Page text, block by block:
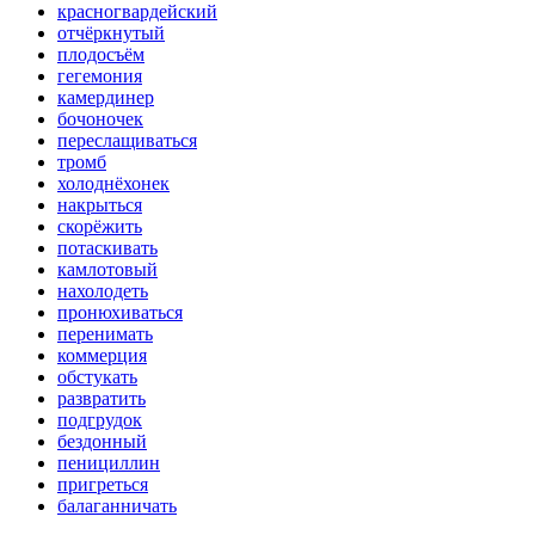
красногвардейский
отчёркнутый
плодосъём
гегемония
камердинер
бочоночек
переслащиваться
тромб
холоднёхонек
накрыться
скорёжить
потаскивать
камлотовый
нахолодеть
пронюхиваться
перенимать
коммерция
обстукать
развратить
подгрудок
бездонный
пенициллин
пригреться
балаганничать